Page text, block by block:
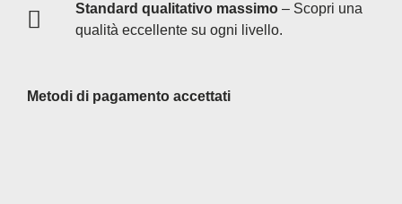
Standard qualitativo massimo– Scopri una
qualità eccellente su ogni livello.
Metodi di pagamento accettati